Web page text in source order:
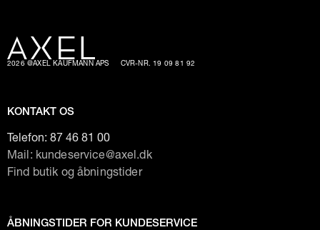
2026 @AXEL KAUFMANN APS CVR-NR. 19 09 81 92
KONTAKT OS
Telefon: 87 46 81 00
Mail: kundeservice@axel.dk
Find butik og åbningstider
ÅBNINGSTIDER FOR KUNDESERVICE